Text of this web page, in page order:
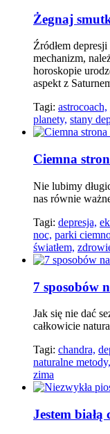
Żegnaj
Źródłem
mechanizm,
horoskopie
aspekt z
Tagi: astrocoach,
planety, stany
Ciemna
Nie lubimy
nas równie
Tagi: depresja,
noc, parki
światłem,
7 sposobów
Jak się nie dać
całkowicie
Tagi: chandra,
naturalne metody,
zima
Jestem białą